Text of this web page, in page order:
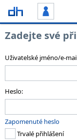
Zadejte své
Uživatelské jméno/e-
Heslo:
Zapomenuté heslo
Trvalé přihlášení